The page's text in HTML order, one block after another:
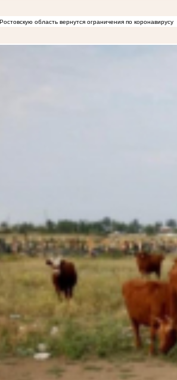
область вернутся ограничения по коронавирусу